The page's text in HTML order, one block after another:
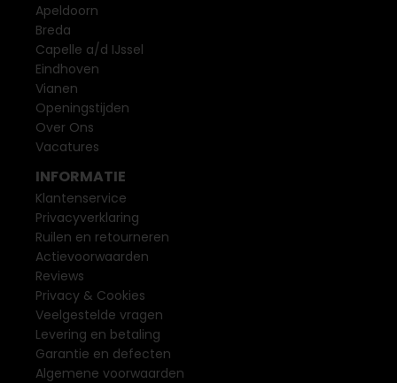
Apeldoorn
Breda
Capelle a/d IJssel
Eindhoven
Vianen
Openingstijden
Over Ons
Vacatures
INFORMATIE
Klantenservice
Privacyverklaring
Ruilen en retourneren
Actievoorwaarden
Reviews
Privacy & Cookies
Veelgestelde vragen
Levering en betaling
Garantie en defecten
Algemene voorwaarden